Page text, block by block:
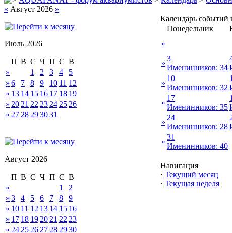
« Август 2026 »
Июль 2026
П В С Ч П С В
»
1 2 3 4
5
» 6 7 8 9 10 11 12
» 13 14 15 16 17 18 19
» 20 21 22 23 24 25 26
» 27 28 293031
Август 2026
П В С Ч П С В
»
1
2
» 3 4 5 6 7 8
9
» 10 11 12 13 14 15 16
» 17 18 19 20 21 22 23
» 24 25 26 27 28 2930
Календарь
Понедельник
»
»
3
Именинников: 34
»
10
Именинников: 32
»
17
Именинников: 35
»
24
Именинников: 28
»
31
Именинников: 40
Навигация
· Текущий месяц
· Текущая неделя